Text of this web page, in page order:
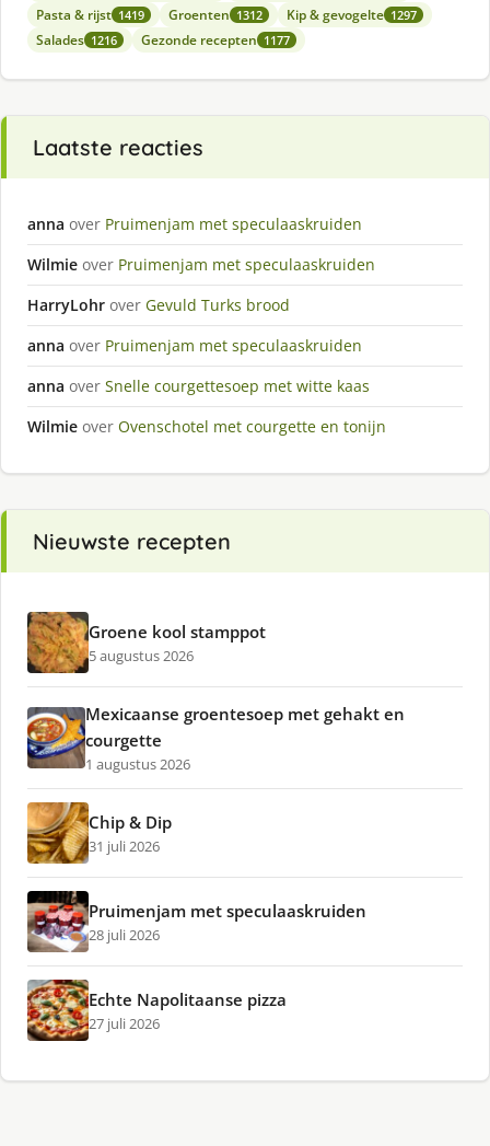
Pasta & rijst 1419 Groenten 1312 Kip & gevogelte 1297
Salades 1216 Gezonde recepten 1177
Laatste reacties
anna over Pruimenjam met speculaaskruiden
Wilmie over Pruimenjam met speculaaskruiden
HarryLohr over Gevuld Turks brood
anna over Pruimenjam met speculaaskruiden
anna over Snelle courgettesoep met witte kaas
Wilmie over Ovenschotel met courgette en tonijn
Nieuwste recepten
Groene kool stamppot
5 augustus 2026
Mexicaanse groentesoep met gehakt en
courgette
1 augustus 2026
Chip & Dip
31 juli 2026
Pruimenjam met speculaaskruiden
28 juli 2026
Echte Napolitaanse pizza
27 juli 2026